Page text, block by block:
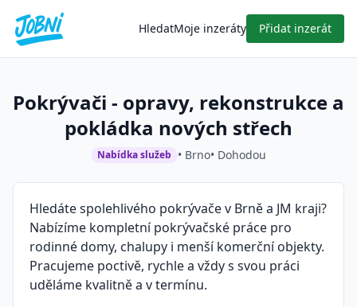
HledatMoje inzeráty Přidat inzerát
Pokrývači - opravy, rekonstrukce a
pokládka nových střech
Nabídka služeb • Brno• Dohodou
Hledáte spolehlivého pokrývače v Brně a JM kraji?
Nabízíme kompletní pokrývačské práce pro
rodinné domy, chalupy i menší komerční objekty.
Pracujeme poctivě, rychle a vždy s svou práci
uděláme kvalitně a v termínu.